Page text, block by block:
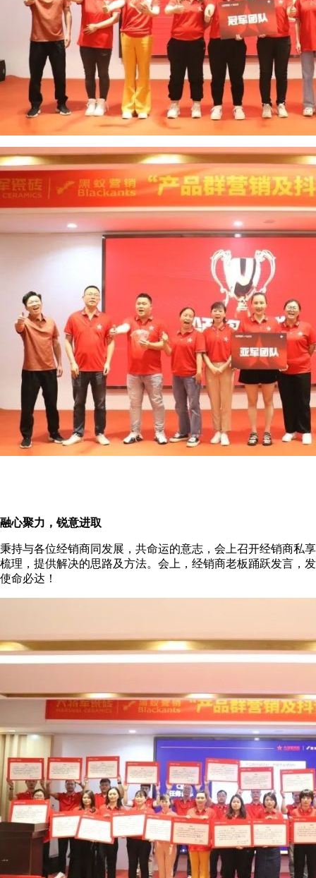
融心聚力，锐意进取
秉持与各位经销商同发展，共命运的意志，会上召开经销商私
梳理，提供解决的思路及方法。会上，经销商老板踊跃发言，
使命必达！